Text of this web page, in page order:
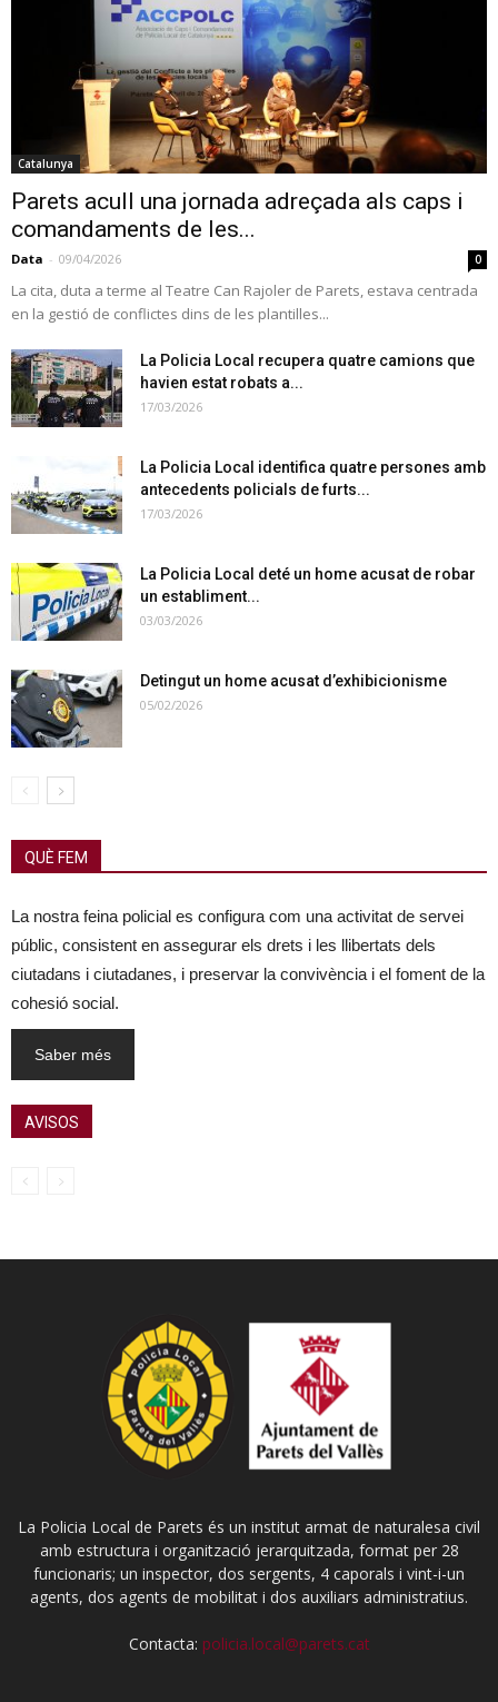
Catalunya
Parets acull una jornada adreçada als caps i
comandaments de les...
Data - 09/04/2026 0
La cita, duta a terme al Teatre Can Rajoler de Parets, estava centrada
en la gestió de conflictes dins de les plantilles...
La Policia Local recupera quatre camions que
havien estat robats a...
17/03/2026
La Policia Local identifica quatre persones amb
antecedents policials de furts...
17/03/2026
La Policia Local deté un home acusat de robar
un establiment...
03/03/2026
Detingut un home acusat d’exhibicionisme
05/02/2026
QUÈ FEM
La nostra feina policial es configura com una activitat de servei
públic, consistent en assegurar els drets i les llibertats dels
ciutadans i ciutadanes, i preservar la convivència i el foment de la
cohesió social.
Saber més
AVISOS
La Policia Local de Parets és un institut armat de naturalesa civil
amb estructura i organització jerarquitzada, format per 28
funcionaris; un inspector, dos sergents, 4 caporals i vint-i-un
agents, dos agents de mobilitat i dos auxiliars administratius.
Contacta: policia.local@parets.cat